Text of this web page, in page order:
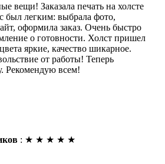
вещи! Заказала печать на холсте
был легким: выбрала фото,
оформила заказ. Очень быстро
о готовности. Холст пришел
яркие, качество шикарное.
от работы! Теперь
Рекомендую всем!
: ★ ★ ★ ★ ★